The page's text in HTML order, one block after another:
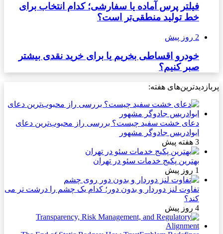
فیلتر پرس آماده یا سفارشی؛ کدام انتخاب برای
خط تولید منطقی‌تر است؟
2 روز پیش
خودرو اقساطی بخریم یا برای خرید نقدی بیشتر
صبر کنیم؟
پربازدیدترین‌های هفته:
دعای خشت سفید چیست؟ بررسی راز محبوب‌ترین دعای
ابوادریس جادوگر مشهور
3 هفته پیش
بهترین پکیج خدمات سئو در تهران
1 روز پیش
تفاوت لنز دوردار و بدون دور؛ کدام یک چشم را درشت تر می
کند؟
4 روز پیش